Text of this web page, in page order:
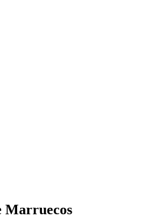
Marruecos